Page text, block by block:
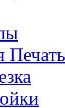
Печать